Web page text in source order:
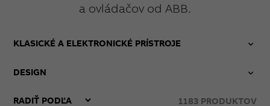
a ovládačov od ABB.
KLASICKÉ A ELEKTRONICKÉ PRÍSTROJE
DESIGN
1183PRODUKTOV